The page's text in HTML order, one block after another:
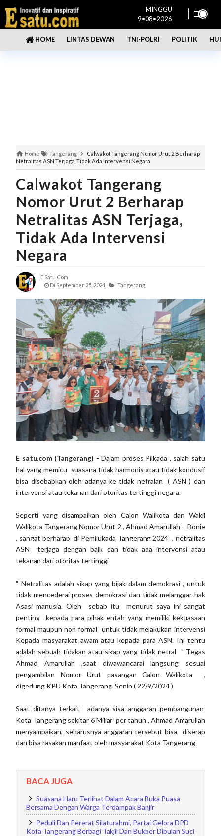
MINGGU
9•08•2026
HOME LINTAS DEWAN TNI-POLRI POLITIK
Home Tangerang
Calwakot Tangerang Nomor Urut 2 Berharap
Netralitas ASN Terjaga, Tidak Ada Intervensi Negara
Calwakot Tangerang
Nomor Urut 2 Berharap
Netralitas ASN Terjaga,
Tidak Ada Intervensi
Negara
E Satu.com
Di September 25, 2024 Tangerang,
E satu.com (Tangerang) -Dalam proses Pilkada , salah satu
hal yang memicu suasana tidak harmonis atau tidak kondusif
bisa disebabkan oleh adanya ke tidak netralan ( ASN ) dan
intervensi atau tekanan dari otoritas tertinggi negara.
Seperti yang disampaikan oleh Calon Walikota dan Wakil
Walikota Tangerang Nomor Urut 2 , Ahmad Amarullah - Bonie
, sangat berharap di Pemilukada Tangerang 2024 , netralitas
ASN terjaga dengan baik dan tidak ada intervensi atau
tekanan dari otoritas tertinggi
" Netralitas adalah sikap yang bijak dalam demokrasi , untuk
tidak mencederai proses demokrasi dan tidak melanggar hak
Asasi manusia. Oleh sebab itu menurut saya ini sangat
penting kepada para pihak entah yang memiliki kekuasaan
formal maupun non formal untuk tidak melakukan intervensi
Kepada masyarakat awam atau kepada para ASN. Ini tentu
adalah sebuah tidakan atau sikap yang tidak netral " Tegas
Ahmad Amarullah ,saat diwawancarai langsung sesuai
pengambilan Nomor Urut pasangan Calon Walikota ,
digedung KPU Kota Tangerang. Senin ( 22/9/2024 )
Saat ditanya terkait adanya sisa anggaran pembangunan
Kota Tangerang sekitar 6 Miliar per tahun , Ahmad Amarullah
menyampaikan, seharusnya anggaran tersebut bisa diserap
dan bisa rasakan manfaat oleh masyarakat Kota Tangerang
BACA JUGA
Suasana Haru Terlihat Dalam Acara Buka Puasa
Bersama Dengan Warga Terdampak Banjir
Peduli Dan Pererat Silaturahmi, Partai Gelora DPD
Kota Tangerang Berbagi Takjil Dan Bukber Dibulan Suci